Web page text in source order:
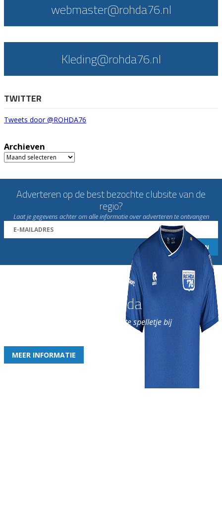
webmaster@rohda76.nl
Kleding@rohda76.nl
TWITTER
Tweets door @ROHDA76
Archieven
Archieven
Adverteren op de best bezochte clubsite van de
regio?
Laat je gegevens achter om alle informatie over adverteren te ontvangen
Word nu lid van Rohda
en geniet iedere week van het leukste spelletje bij
MEER INFORMATIE